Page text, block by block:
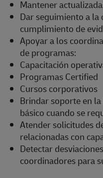
Mantener
Dar seguimiento a
cumplimiento de
Apoyar a los
de programas:
Capacitación
Programas Certified
Cursos corporativos
Brindar soporte en
básico cuando se
Atender solicitudes
relacionadas con
Detectar
coordinadores para